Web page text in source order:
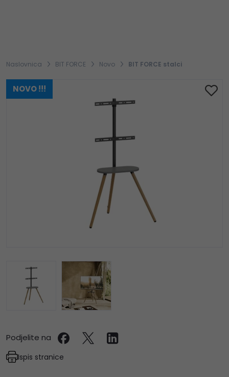
Naslovnica BIT FORCE Novo BIT FORCE stalci
NOVO !!!
Podjelite na
Ispis stranice